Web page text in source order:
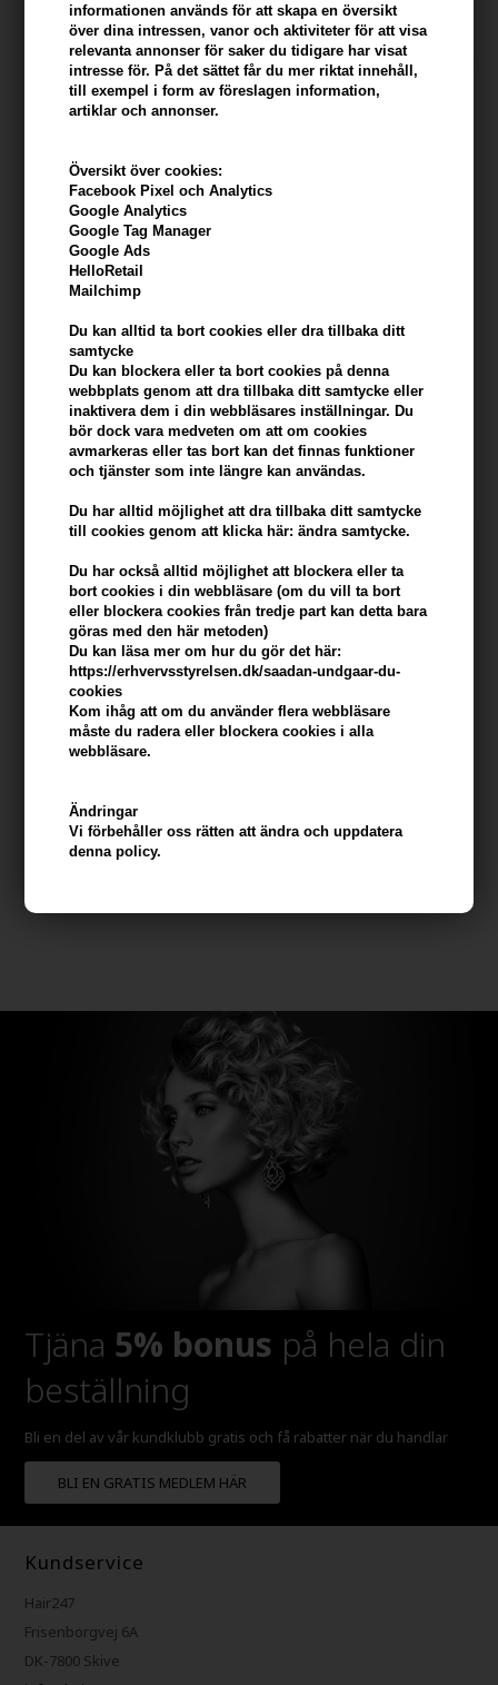
informationen används för att skapa en översikt
över dina intressen, vanor och aktiviteter för att visa
relevanta annonser för saker du tidigare har visat
intresse för. På det sättet får du mer riktat innehåll,
till exempel i form av föreslagen information,
artiklar och annonser.
Översikt över cookies:
Facebook Pixel och Analytics
Google Analytics
Google Tag Manager
Google Ads
HelloRetail
Mailchimp
Du kan alltid ta bort cookies eller dra tillbaka ditt
samtycke
Du kan blockera eller ta bort cookies på denna
webbplats genom att dra tillbaka ditt samtycke eller
inaktivera dem i din webbläsares inställningar. Du
bör dock vara medveten om att om cookies
avmarkeras eller tas bort kan det finnas funktioner
och tjänster som inte längre kan användas.
Du har alltid möjlighet att dra tillbaka ditt samtycke
till cookies genom att klicka här: ändra samtycke.
Du har också alltid möjlighet att blockera eller ta
bort cookies i din webbläsare (om du vill ta bort
eller blockera cookies från tredje part kan detta bara
göras med den här metoden)
Du kan läsa mer om hur du gör det här:
https://erhvervsstyrelsen.dk/saadan-undgaar-du-
cookies
Kom ihåg att om du använder flera webbläsare
måste du radera eller blockera cookies i alla
webbläsare.
Ändringar
Vi förbehåller oss rätten att ändra och uppdatera
denna policy.
Four Reasons Original Hair
Powder 300ml
259,00 SEK
Zenz Copenhagen Hair
Tidigare lägsta pris: 289,00
215,00 SEK
Erbjudandet gäller: 30.07.26 -
13.08.26
Powder 10g
243,00 SEK
Tjäna 5% bonus på hela din
beställning
Bli en del av vår kundklubb gratis och få rabatter när du handlar
BLI EN GRATIS MEDLEM HÄR
Kundservice
Hair247
Frisenborgvej 6A
DK-7800 Skive